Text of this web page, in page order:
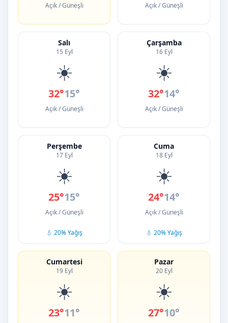
Açık / Güneşli Açık / Güneşli
Salı
15 Eyl
☀️
32°15°
Açık / Güneşli
Çarşamba
16 Eyl
☀️
32°14°
Açık / Güneşli
Perşembe
17 Eyl
☀️
25°15°
Açık / Güneşli
💧 20% Yağış
Cuma
18 Eyl
☀️
24°14°
Açık / Güneşli
💧 20% Yağış
Cumartesi
19 Eyl
☀️
23°11°
Pazar
20 Eyl
☀️
27°10°